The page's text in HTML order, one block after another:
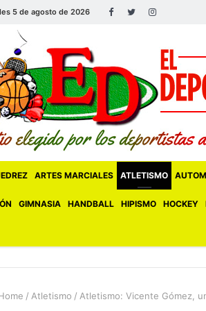
5 de agosto de 2026
ARTES MARCIALES ATLETISMO
GIMNASIA HANDBALL HIPISMO HOCKEY
/ Atletismo / Atletismo: Vicente Gómez,